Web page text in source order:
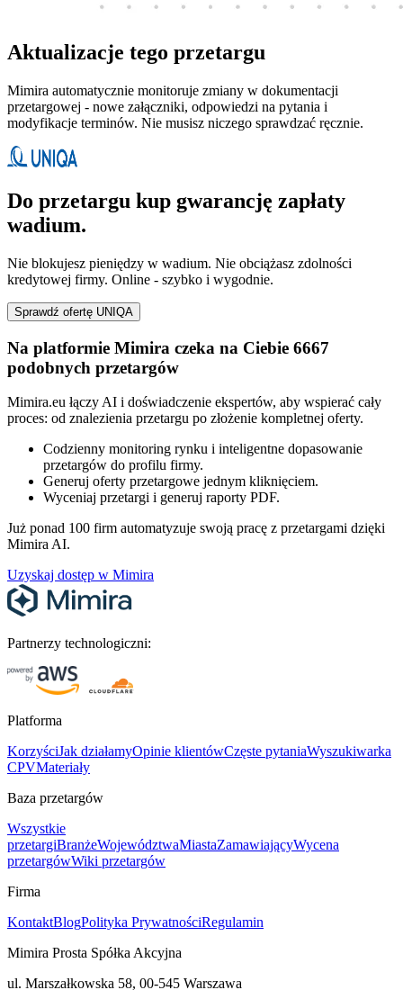
Aktualizacje tego przetargu
Mimira automatycznie monitoruje zmiany w dokumentacji
przetargowej - nowe załączniki, odpowiedzi na pytania i
modyfikacje terminów. Nie musisz niczego sprawdzać ręcznie.
Do przetargu kup gwarancję zapłaty
wadium.
Nie blokujesz pieniędzy w wadium. Nie obciążasz zdolności
kredytowej firmy. Online - szybko i wygodnie.
Sprawdź ofertę UNIQA
Na platformie Mimira czeka na Ciebie 6667
podobnych przetargów
Mimira.eu łączy AI i doświadczenie ekspertów, aby wspierać cały
proces: od znalezienia przetargu po złożenie kompletnej oferty.
Codzienny monitoring rynku i inteligentne dopasowanie
przetargów do profilu firmy.
Generuj oferty przetargowe jednym kliknięciem.
Wyceniaj przetargi i generuj raporty PDF.
Już ponad 100 firm automatyzuje swoją pracę z przetargami dzięki
Mimira AI.
Uzyskaj dostęp w Mimira
Partnerzy technologiczni:
Platforma
KorzyściJak działamyOpinie klientówCzęste pytaniaWyszukiwarka
CPVMateriały
Baza przetargów
Wszystkie
przetargiBranżeWojewództwaMiastaZamawiającyWycena
przetargówWiki przetargów
Firma
KontaktBlogPolityka PrywatnościRegulamin
Mimira Prosta Spółka Akcyjna
ul. Marszałkowska 58, 00-545 Warszawa